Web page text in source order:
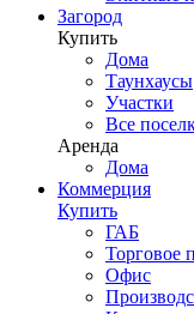
Загород
Купить
Дома
Таунхаусы
Участки
Все
Аренда
Дома
Коммерция
Купить
ГАБ
Торговое
Офис